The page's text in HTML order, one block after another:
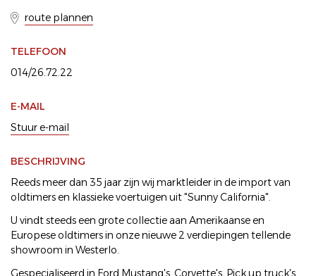
route plannen
TELEFOON
014/26.72.22
E-MAIL
Stuur e-mail
BESCHRIJVING
Reeds meer dan 35 jaar zijn wij marktleider in de import van
oldtimers en klassieke voertuigen uit "Sunny California".
U vindt steeds een grote collectie aan Amerikaanse en
Europese oldtimers in onze nieuwe 2 verdiepingen tellende
showroom in Westerlo.
Gespecialiseerd in Ford Mustang's, Corvette's, Pick up truck's,